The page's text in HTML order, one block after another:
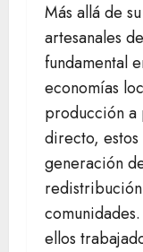
Más allá de
artesanales
fundamental
economías
producción a
directo,
generación
ellos